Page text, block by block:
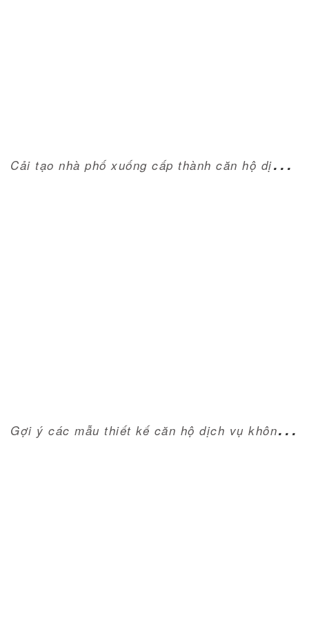
C
ải tạo nhà phố xuống cấp thành căn hộ dịch vụ cực ấn tượng
G
ợi ý các mẫu thiết kế căn hộ dịch vụ không thể bỏ qua